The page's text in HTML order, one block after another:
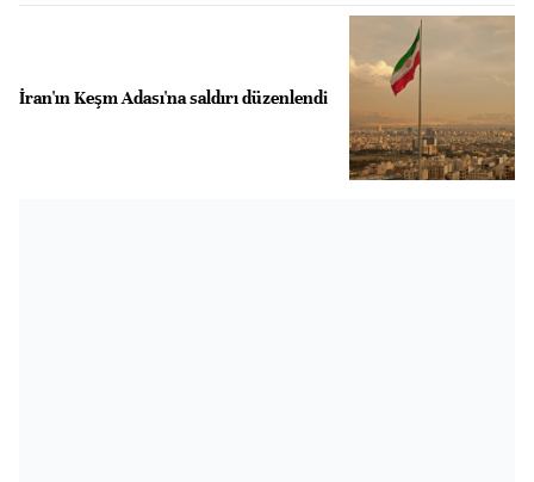
İran'ın Keşm Adası'na saldırı düzenlendi